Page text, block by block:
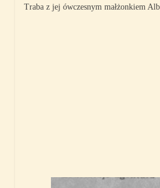
Traba z jej ówczesnym małżonkiem